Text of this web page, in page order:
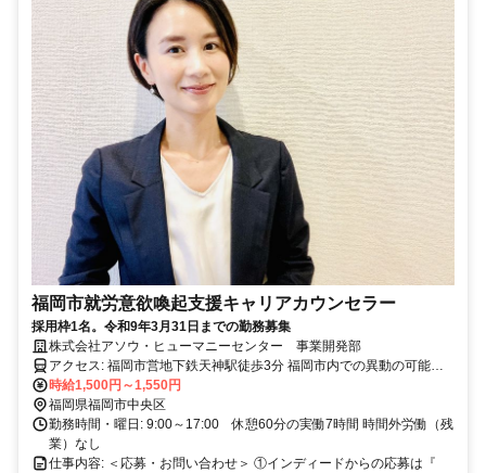
福岡市就労意欲喚起支援キャリアカウンセラー
採用枠1名。令和9年3月31日までの勤務募集
株式会社アソウ・ヒューマニーセンター 事業開発部
アクセス: 福岡市営地下鉄天神駅徒歩3分 福岡市内での異動の可能性
あり マイカー通勤不可
時給1,500円～1,550円
福岡県福岡市中央区
勤務時間・曜日: 9:00～17:00 休憩60分の実働7時間 時間外労働（残
業）なし
仕事内容: ＜応募・お問い合わせ＞ ①インディードからの応募は『